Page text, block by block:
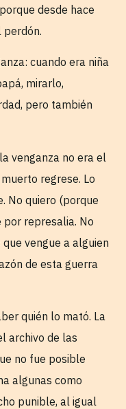
desde hace
perdón.
cuando era niña
mirarlo,
pero también
venganza no era el
regrese. Lo
No quiero (porque
por represalia. No
vengue a alguien
de esta guerra
quién lo mató. La
archivo de las
no fue posible
algunas como
punible, al igual